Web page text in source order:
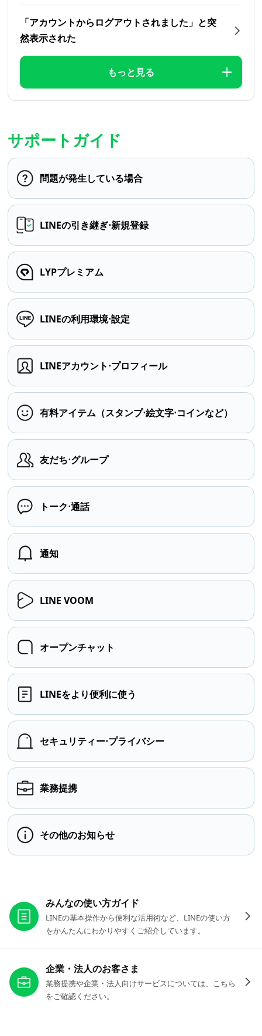
「アカウントからログアウトされました」と突
然表示された
もっと見る
サポートガイド
問題が発生している場合
LINEの引き継ぎ⋅新規登録
LYPプレミアム
LINEの利用環境⋅設定
LINEアカウント⋅プロフィール
有料アイテム（スタンプ⋅絵文字⋅コインなど）
友だち⋅グループ
トーク⋅通話
通知
LINE VOOM
オープンチャット
LINEをより便利に使う
セキュリティー⋅プライバシー
業務提携
その他のお知らせ
みんなの使い方ガイド
LINEの基本操作から便利な活用術など、LINEの使い方
をかんたんにわかりやすくご紹介しています。
企業・法人のお客さま
業務提携や企業・法人向けサービスについては、こちら
をご確認ください。